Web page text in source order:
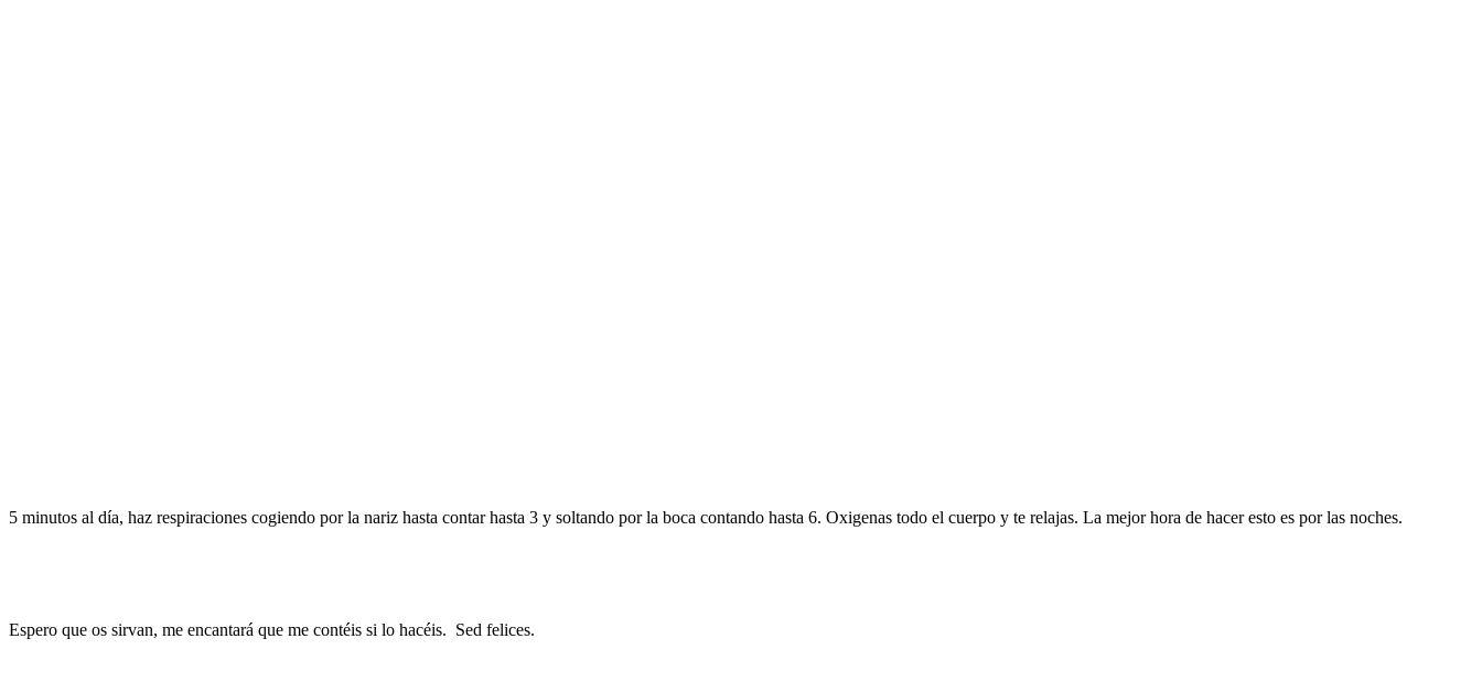
5 minutos al día, haz respiraciones cogiendo por la nariz hasta contar hasta 3 y soltando por la boca contando hasta 6. Oxigenas todo el cuerpo y te relajas. La mejor hora de hacer esto es por las noches.
Espero que os sirvan, me encantará que me contéis si lo hacéis. Sed felices.